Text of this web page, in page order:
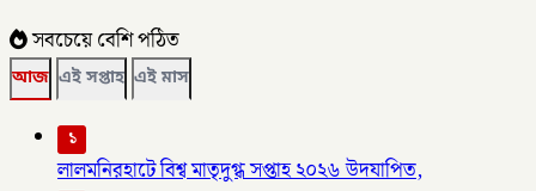
সবচেয়ে বেশি পঠিত
আজ এই সপ্তাহ এই মাস
১
লালমনিরহাটে বিশ্ব মাতৃদুগ্ধ সপ্তাহ ২০২৬ উদযাপিত,